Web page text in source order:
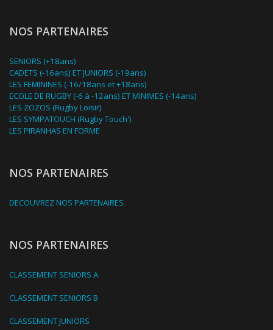
NOS PARTENAIRES
SENIORS (+18ans)
CADETS (-16ans) ET JUNIORS (-19ans)
LES FEMININES (-16/18ans et +18ans)
ECOLE DE RUGBY (-6 à -12ans) ET MINIMES (-14ans)
LES ZOZOS (Rugby Loisir)
LES SYMPATOUCH (Rugby Touch')
LES PIRANHAS EN FORME
NOS PARTENAIRES
DECOUVREZ NOS PARTENAIRES
NOS PARTENAIRES
CLASSEMENT SENIORS A
CLASSEMENT SENIORS B
CLASSEMENT JUNIORS